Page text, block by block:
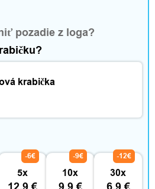
pozadie z loga?
krabička
5x
-6€
10x
-9€
30x
-12€